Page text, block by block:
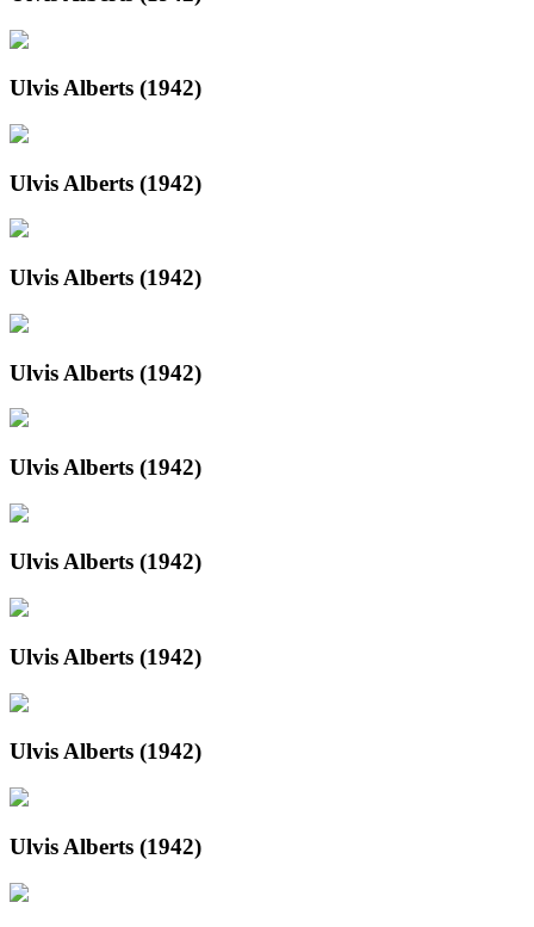
Ulvis Alberts (1942)
Ulvis Alberts (1942)
Ulvis Alberts (1942)
Ulvis Alberts (1942)
Ulvis Alberts (1942)
Ulvis Alberts (1942)
Ulvis Alberts (1942)
Ulvis Alberts (1942)
Ulvis Alberts (1942)